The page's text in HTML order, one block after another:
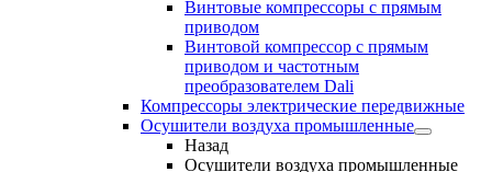
Винтовые компрессоры с прямым
приводом
Винтовой компрессор с прямым
приводом и частотным
преобразователем Dali
Компрессоры электрические передвижные
Осушители воздуха промышленные
Назад
Осушители воздуха промышленные